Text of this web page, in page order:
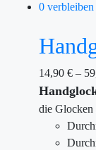
0 verbleiben
14,90 € –
die Glocken